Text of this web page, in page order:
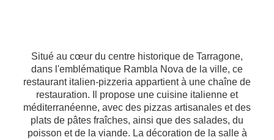
Situé au cœur du centre historique de Tarragone,
dans l'emblématique Rambla Nova de la ville, ce
restaurant italien-pizzeria appartient à une chaîne de
restauration. Il propose une cuisine italienne et
méditerranéenne, avec des pizzas artisanales et des
plats de pâtes fraîches, ainsi que des salades, du
poisson et de la viande. La décoration de la salle à